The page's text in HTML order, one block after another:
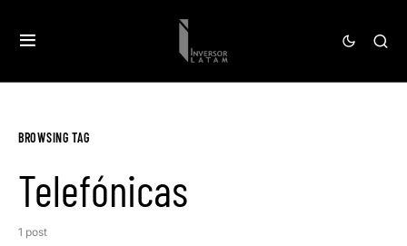
BROWSING TAG
Telefónicas
1 post